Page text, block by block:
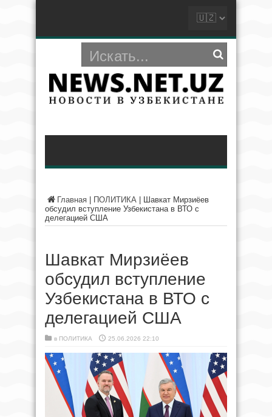
Главная ПОЛИТИКА
Шавкат Мирзиёев
обсудил вступление Узбекистана в ВТО с
делегацией США
Шавкат Мирзиёев
обсудил вступление
Узбекистана в ВТО с
делегацией США
в ПОЛИТИКА 25.06.2026 22:10